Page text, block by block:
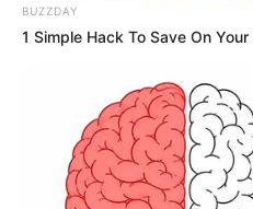
BUZZDAY
1 Simple Hack To Save On